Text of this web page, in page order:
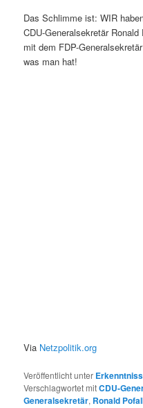
Das Schlimme ist: WIR
CDU-Generalsekretär
mit dem FDP-
was man hat!
Via Netzpolitik.org
Veröffentlicht unter
Verschlagwortet mitCDU-
Generalsekretär, Ronald